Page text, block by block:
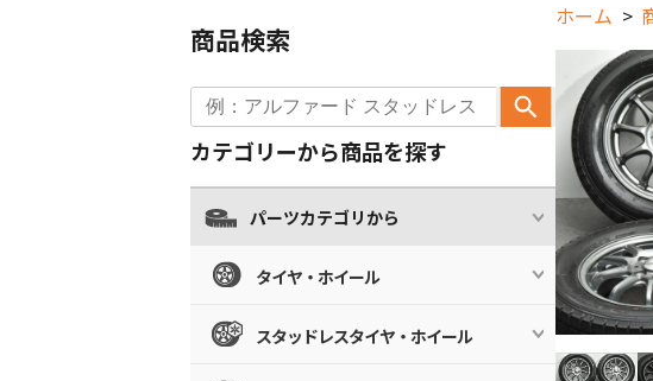
ホーム
商品検索
カテゴリーから商品を探す
パーツカテゴリから
タイヤ・ホイール
スタッドレスタイヤ・ホイール